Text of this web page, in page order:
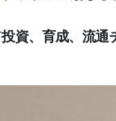
資、育成、流